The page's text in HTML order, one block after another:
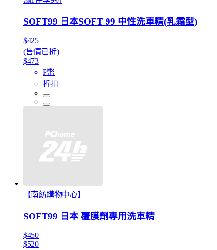
SOFT99 日本SOFT 99 中性洗車精(乳霜型)
$425
(售價已折)
$473
P幣
折扣
【南紡購物中心】
SOFT99 日本 覆膜劑專用洗車精
$450
$520